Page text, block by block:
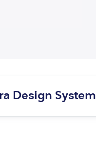
Design System